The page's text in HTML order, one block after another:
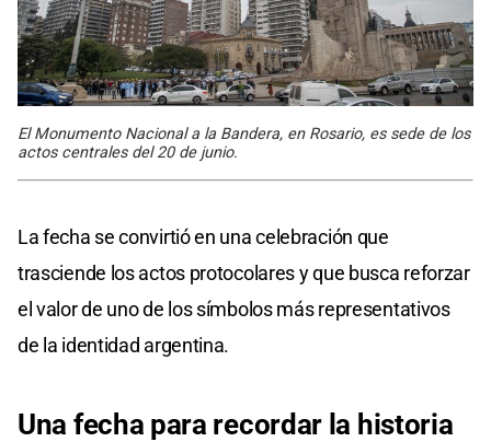
El Monumento Nacional a la Bandera, en Rosario, es sede de los
actos centrales del 20 de junio.
La fecha se convirtió en una celebración que
trasciende los actos protocolares y que busca reforzar
el valor de uno de los símbolos más representativos
de la identidad argentina.
Una fecha para recordar la historia